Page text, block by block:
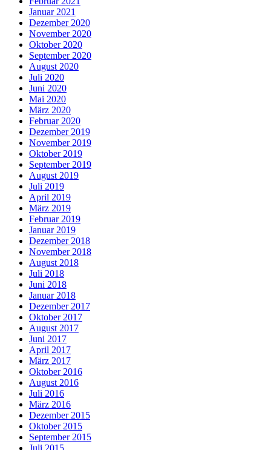
Januar 2021
Dezember 2020
November 2020
Oktober 2020
September 2020
August 2020
Juli 2020
Juni 2020
Mai 2020
März 2020
Februar 2020
Dezember 2019
November 2019
Oktober 2019
September 2019
August 2019
Juli 2019
April 2019
März 2019
Februar 2019
Januar 2019
Dezember 2018
November 2018
August 2018
Juli 2018
Juni 2018
Januar 2018
Dezember 2017
Oktober 2017
August 2017
Juni 2017
April 2017
März 2017
Oktober 2016
August 2016
Juli 2016
März 2016
Dezember 2015
Oktober 2015
September 2015
Juli 2015